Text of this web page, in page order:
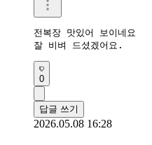
전복장 맛있어 보이네요
잘 비벼 드셨겠어요.
0
답글 쓰기
2026.05.08 16:28